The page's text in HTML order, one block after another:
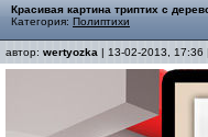
Красивая картина триптих с
Категория: Полиптихи
автор: wertyozka | 13-02-2013, 17:36